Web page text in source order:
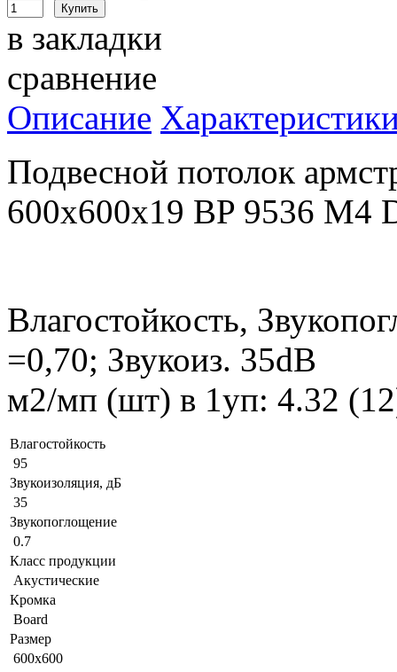
в закладки
сравнение
Описание
Подвесной потолок
600x600x19 BP 9536 M4
Влагостойкость,
=0,70; Звукоиз. 35dB
м2/мп (шт) в 1уп: 4.32
Влагостойкость
95
Звукоизоляция, дБ
35
Звукопоглощение
0.7
Класс продукции
Акустические
Кромка
Board
Размер
600x600